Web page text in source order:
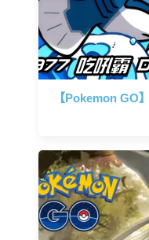
【Pokemon GO